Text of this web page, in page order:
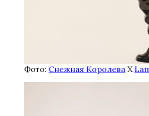
Фото: Снежная Королева Х